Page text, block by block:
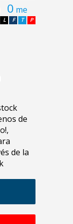
0 me
P
T
F
L